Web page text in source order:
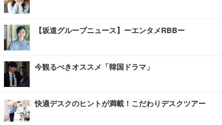
【坂道グループニュース】ーエンタメRBBー
今観るべきオススメ「韓国ドラマ」
快適デスクのヒントが満載！こだわりデスクツアー